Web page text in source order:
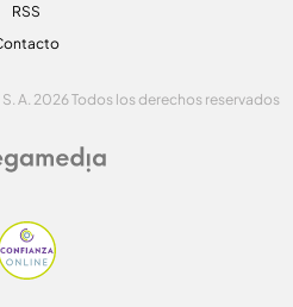
RSS
A. 2026 Todos los derechos reservados